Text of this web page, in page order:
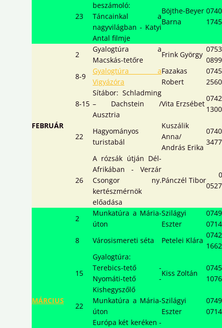
23
beszámoló:
Táncainkal a
nagyvilágban - Katyi
Antal filmje
Böjthe-Beyer
Barna
FEBRUÁR
2
Gyalogtúra a
Macskás-tetőre
Frink György
8-9
Gyalogtúra a
Vigyázóra
Fazakas
Robert
8-15
Sítábor: Schladming
– Dachstein /
Ausztria
Vita Erzsébet
22
Hagyományos
turistabál
Kuszálik
Anna/
András Erika
26
A rózsák útján Dél-
Afrikában - Verzár
Csongor ny.
kertészmérnök
előadása
Pánczél Tibor
MÁRCIUS
2
Munkatúra a Mária-
úton
Szilágyi
Eszter
8
Városismereti séta Petelei Klára
15
Gyalogtúra:
Terebics-tető -
Nyomáti-tető -
Kishegyszőlő
Kiss Zoltán
22
Munkatúra a Mária-
úton
Szilágyi
Eszter
Európa két keréken -